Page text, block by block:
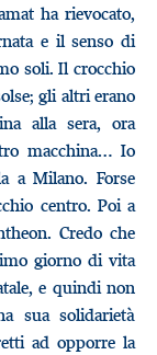
ha rievocato,
e il senso di
soli. Il crocchio
gli altri erano
alla sera, ora
macchina… Io
a Milano. Forse
centro. Poi a
Credo che
giorno di vita
e quindi non
sua solidarietà
ad opporre la